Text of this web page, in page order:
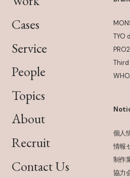
Cases
Service
People
Topics
About
Recruit
Contact Us
TYO
PRO2
Third
個人
情報
制作
協力